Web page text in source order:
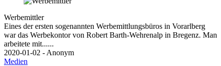
Werbemittler
Eines der ersten sogenannten Werbemittlungsbüros in Vorarlberg
war das Werbekontor von Robert Barth-Wehrenalp in Bregenz. Man
arbeitete mit......
2020-01-02 - Anonym
Medien